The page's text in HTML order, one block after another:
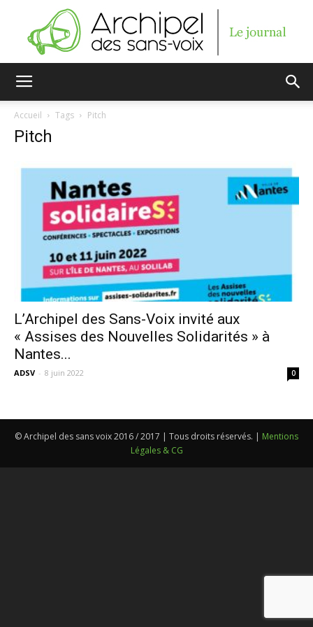
sans-
voix
Accueil Tags Pitch
Pitch
L’Archipel des Sans-Voix invité aux
« Assises des Nouvelles Solidarités » à
Nantes...
ADSV - 8 juin 2022 0
© Archipel des sans voix 2016 / 2017 | Tous droits réservés. | Mentions
Légales & CG